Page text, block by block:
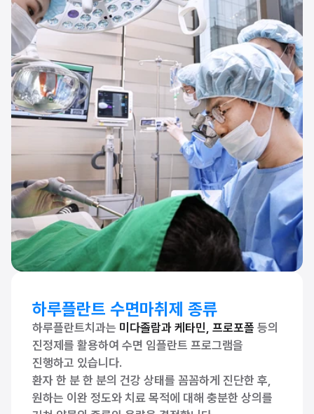
하루플란트 수면마취제 종류
하루플란트치과는 미다졸람과 케타민, 프로포폴 등의
진정제를 활용하여 수면 임플란트 프로그램을
진행하고 있습니다.
환자 한 분 한 분의 건강 상태를 꼼꼼하게 진단한 후,
원하는 이완 정도와 치료 목적에 대해 충분한 상의를